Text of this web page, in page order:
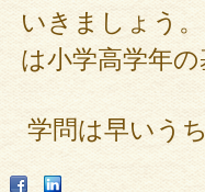
いきましょう
は小学高学年
学問は早いう